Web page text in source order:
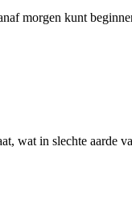
morgen kunt
wat in slechte aarde